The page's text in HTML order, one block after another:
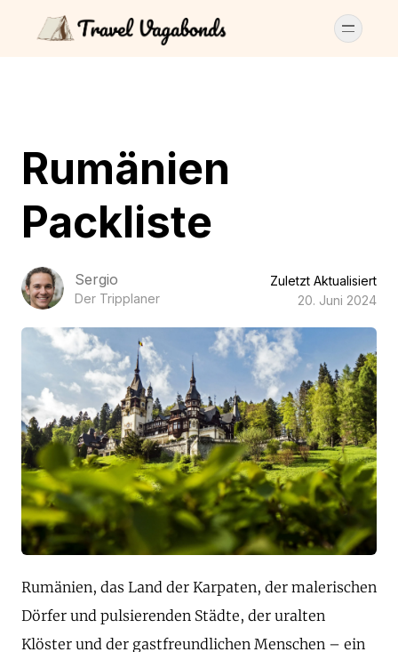
Rumänien
Packliste
Sergio
Der Tripplaner
Zuletzt Aktualisiert
20. Juni 2024
Rumänien, das Land der Karpaten, der malerischen
Dörfer und pulsierenden Städte, der uralten
Klöster und der gastfreundlichen Menschen – ein